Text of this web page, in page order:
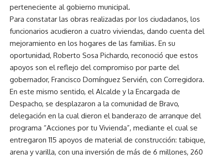
perteneciente al gobierno municipal.
Para constatar las obras realizadas por los ciudadanos, los
funcionarios acudieron a cuatro viviendas, dando cuenta del
mejoramiento en los hogares de las familias. En su
oportunidad, Roberto Sosa Pichardo, reconoció que estos
apoyos son el reflejo del compromiso por parte del
gobernador, Francisco Domínguez Servién, con Corregidora.
En este mismo sentido, el Alcalde y la Encargada de
Despacho, se desplazaron a la comunidad de Bravo,
delegación en la cual dieron el banderazo de arranque del
programa “Acciones por tu Vivienda”, mediante el cual se
entregaron 115 apoyos de material de construcción: tabique,
arena y varilla, con una inversión de más de 6 millones, 260